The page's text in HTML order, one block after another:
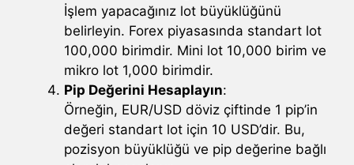
İşlem yapacağınız lot büyüklüğünü
belirleyin. Forex piyasasında standart lot
100,000 birimdir. Mini lot 10,000 birim ve
mikro lot 1,000 birimdir.
Pip Değerini Hesaplayın:
Örneğin, EUR/USD döviz çiftinde 1 pip’in
değeri standart lot için 10 USD’dir. Bu,
pozisyon büyüklüğü ve pip değerine bağlı